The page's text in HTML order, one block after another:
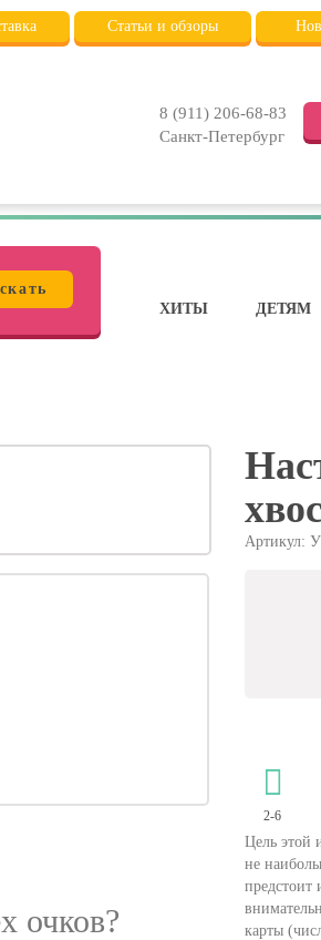
Статьи и обзоры
8 (911) 206-68-83
Санкт-Петербург
ХИТЫ
ДЕТЯМ
очков?
Артикул:
2-6
Цель этой
не
предстоит
карты